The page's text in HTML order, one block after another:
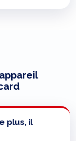
plus, il